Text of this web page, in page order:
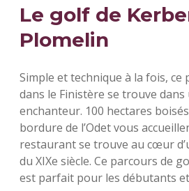
Le golf de
Plomelin
Simple et technique à la fois, ce
dans le Finistère se trouve dans
enchanteur. 100 hectares
bordure de l’Odet vous
restaurant se trouve au cœur
du XIXe siècle. Ce parcours de
est parfait pour les débutants